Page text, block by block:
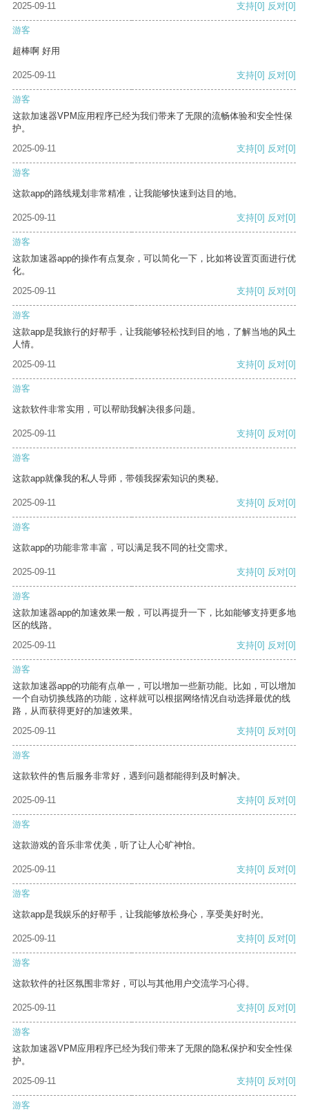
2025-09-11 支持[0] 反对[0]
游客
超棒啊 好用
2025-09-11 支持[0] 反对[0]
游客
这款加速器VPM应用程序已经为我们带来了无限的流畅体验和安全性保
护。
2025-09-11
支持[0] 反对[0]
游客
这款app的路线规划非常精准，让我能够快速到达目的地。
2025-09-11 支持[0] 反对[0]
游客
这款加速器app的操作有点复杂，可以简化一下，比如将设置页面进行优
化。
2025-09-11
支持[0] 反对[0]
游客
这款app是我旅行的好帮手，让我能够轻松找到目的地，了解当地的风土
人情。
2025-09-11
支持[0] 反对[0]
游客
这款软件非常实用，可以帮助我解决很多问题。
2025-09-11 支持[0] 反对[0]
游客
这款app就像我的私人导师，带领我探索知识的奥秘。
2025-09-11 支持[0] 反对[0]
游客
这款app的功能非常丰富，可以满足我不同的社交需求。
2025-09-11 支持[0] 反对[0]
游客
这款加速器app的加速效果一般，可以再提升一下，比如能够支持更多地
区的线路。
2025-09-11
支持[0] 反对[0]
游客
这款加速器app的功能有点单一，可以增加一些新功能。比如，可以增加
一个自动切换线路的功能，这样就可以根据网络情况自动选择最优的线
路，从而获得更好的加速效果。
2025-09-11
支持[0] 反对[0]
游客
这款软件的售后服务非常好，遇到问题都能得到及时解决。
2025-09-11 支持[0] 反对[0]
游客
这款游戏的音乐非常优美，听了让人心旷神怡。
2025-09-11 支持[0] 反对[0]
游客
这款app是我娱乐的好帮手，让我能够放松身心，享受美好时光。
2025-09-11 支持[0] 反对[0]
游客
这款软件的社区氛围非常好，可以与其他用户交流学习心得。
2025-09-11 支持[0] 反对[0]
游客
这款加速器VPM应用程序已经为我们带来了无限的隐私保护和安全性保
护。
2025-09-11
支持[0] 反对[0]
游客